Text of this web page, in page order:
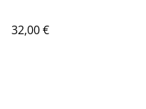
32,00 €